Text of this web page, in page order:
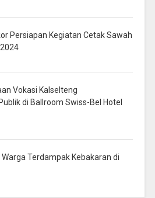
Persiapan Kegiatan Cetak Sawah
Vokasi Kalselteng
di Ballroom Swiss-Bel Hotel
Terdampak Kebakaran di